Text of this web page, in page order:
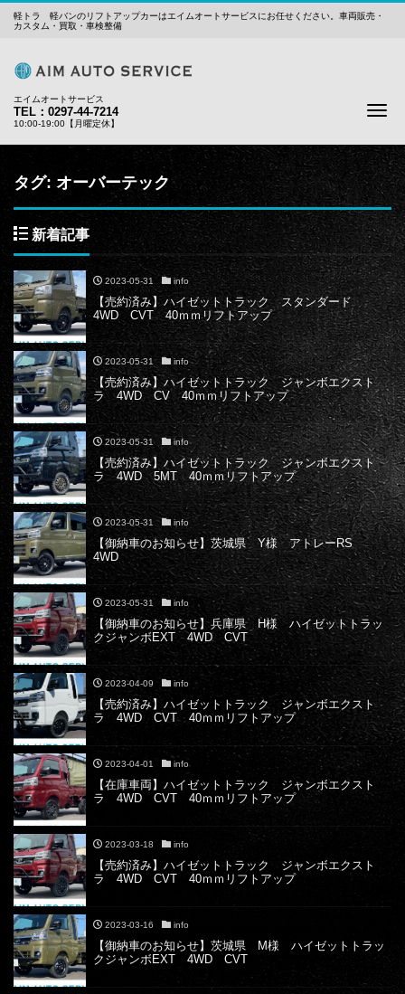
軽トラ 軽バンのリフトアップカーはエイムオートサービスにお任せください。車両販売・
カスタム・買取・車検整備
エイムオートサービス
TEL：0297-44-7214
10:00-19:00【月曜定休】
タグ: オーバーテック
新着記事
2023-05-31 info
【売約済み】ハイゼットトラック スタンダード
4WD CVT 40ｍｍリフトアップ
2023-05-31 info
【売約済み】ハイゼットトラック ジャンボエクスト
ラ 4WD CV 40ｍｍリフトアップ
2023-05-31 info
【売約済み】ハイゼットトラック ジャンボエクスト
ラ 4WD 5MT 40ｍｍリフトアップ
2023-05-31 info
【御納車のお知らせ】茨城県 Y様 アトレーRS
4WD
2023-05-31 info
【御納車のお知らせ】兵庫県 H様 ハイゼットトラッ
クジャンボEXT 4WD CVT
2023-04-09 info
【売約済み】ハイゼットトラック ジャンボエクスト
ラ 4WD CVT 40ｍｍリフトアップ
2023-04-01 info
【在庫車両】ハイゼットトラック ジャンボエクスト
ラ 4WD CVT 40ｍｍリフトアップ
2023-03-18 info
【売約済み】ハイゼットトラック ジャンボエクスト
ラ 4WD CVT 40ｍｍリフトアップ
2023-03-16 info
【御納車のお知らせ】茨城県 M様 ハイゼットトラッ
クジャンボEXT 4WD CVT